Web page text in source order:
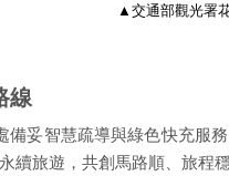
▲交通部觀光署
線
妥智慧疏導與綠色快充服
續旅遊，共創馬路順、旅程